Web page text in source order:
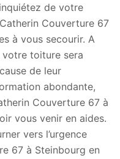
de votre
Couverture 67
à vous secourir. A
votre toiture sera
de leur
abondante,
Couverture 67 à
vous venir en aides.
vers l’urgence
67 à Steinbourg en